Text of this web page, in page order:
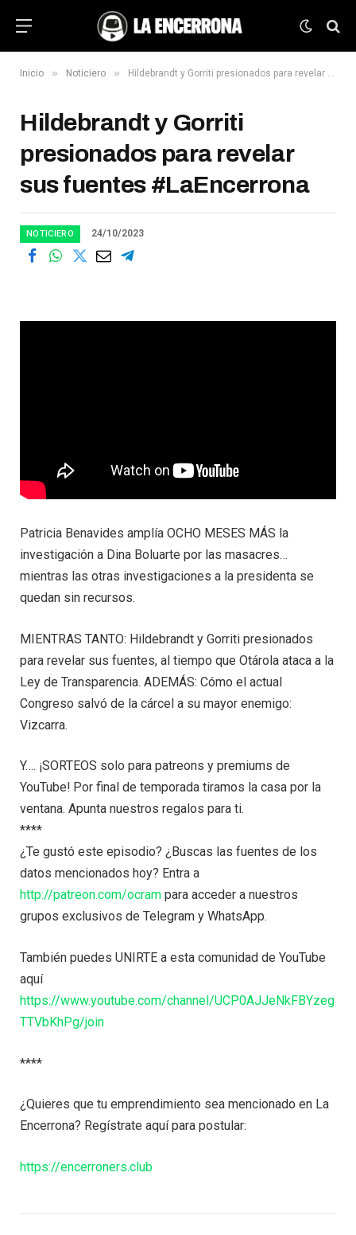
Inicio » Noticiero » Hildebrandt y Gorriti presionados para revelar sus fuentes #LaEncerrona
Hildebrandt y Gorriti
presionados para revelar
sus fuentes #LaEncerrona
NOTICIERO 24/10/2023
Patricia Benavides amplía OCHO MESES MÁS la
investigación a Dina Boluarte por las masacres…
mientras las otras investigaciones a la presidenta se
quedan sin recursos.
MIENTRAS TANTO: Hildebrandt y Gorriti presionados
para revelar sus fuentes, al tiempo que Otárola ataca a la
Ley de Transparencia. ADEMÁS: Cómo el actual
Congreso salvó de la cárcel a su mayor enemigo:
Vizcarra.
Y…. ¡SORTEOS solo para patreons y premiums de
YouTube! Por final de temporada tiramos la casa por la
ventana. Apunta nuestros regalos para ti.
****
¿Te gustó este episodio? ¿Buscas las fuentes de los
datos mencionados hoy? Entra a
http://patreon.com/ocram para acceder a nuestros
grupos exclusivos de Telegram y WhatsApp.
También puedes UNIRTE a esta comunidad de YouTube
aquí
https://www.youtube.com/channel/UCP0AJJeNkFBYzeg
TTVbKhPg/join
****
¿Quieres que tu emprendimiento sea mencionado en La
Encerrona? Regístrate aquí para postular:
https://encerroners.club